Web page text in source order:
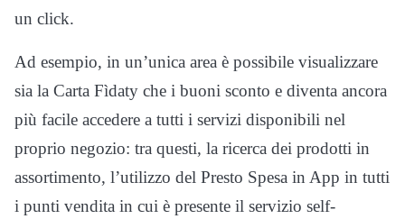
un click.
Ad esempio, in un’unica area è possibile visualizzare
sia la Carta Fìdaty che i buoni sconto e diventa ancora
più facile accedere a tutti i servizi disponibili nel
proprio negozio: tra questi, la ricerca dei prodotti in
assortimento, l’utilizzo del Presto Spesa in App in tutti
i punti vendita in cui è presente il servizio self-